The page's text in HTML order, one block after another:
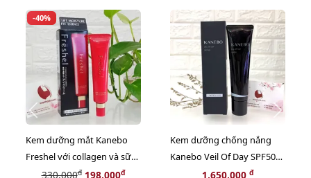
-40%
Kem dưỡng mắt Kanebo
Freshel với collagen và sữa
ong chúa thiên nhiên - 25g
330,000đ198,000đ
Kem dưỡng chống nắng
Kanebo Veil Of Day SPF50
2in1 nâng tông trắng hồng
1,650,000 đ